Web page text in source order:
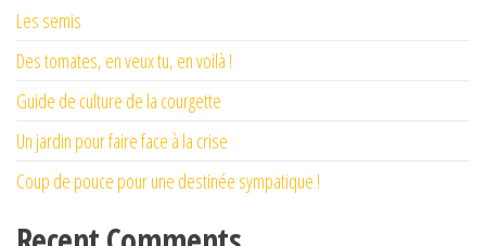
Les semis
Des tomates, en veux tu, en voilà !
Guide de culture de la courgette
Un jardin pour faire face à la crise
Coup de pouce pour une destinée sympatique !